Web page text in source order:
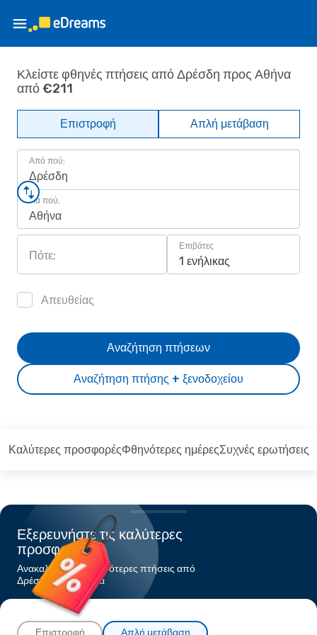
Κλείστε φθηνές πτήσεις από Δρέσδη προς Αθήνα
από €211
Επιστροφή Απλή μετάβαση
Από πού;
Δρέσδη
Για πού;
Αθήνα
Πότε;
Επιβάτες
1 ενήλικας
Απευθείας
Αναζήτηση πτήσης + ξενοδοχείου
Αναζήτηση πτήσεων
Καλύτερες προσφορέςΦθηνότερες ημέρεςΣυχνές ερωτήσεις
Εξερευνήστε τις καλύτερες
προσφορές
Ανακαλύψτε τις φθηνότερες πτήσεις από
Δρέσδηπρος Αθήνα
Επιστροφή Απλή μετάβαση